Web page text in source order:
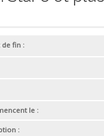
fin :
le :
: